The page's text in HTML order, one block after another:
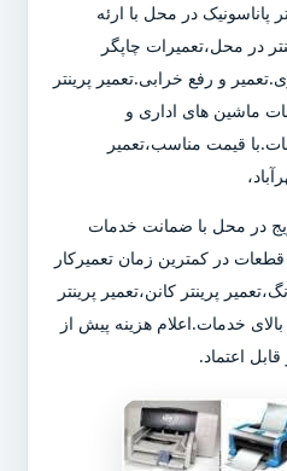
پاناسونیک در محل با ارئه
در محل،تعمیرات چاپگر
و رفع خرابی.تعمیر پرینتر
ماشین های اداری و
قیمت مناسب،تعمیر
در محل با ضمانت خدمات
در کمترین زمان تعمیرکار
پرینتر کانن،تعمیر پرینتر
خدمات.اعلام هزینه پیش از
اعتماد.